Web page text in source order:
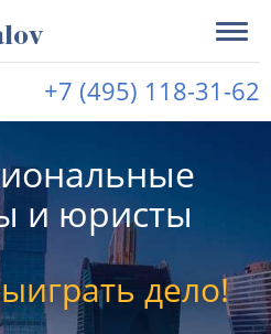
+7 (495) 118-31-62
и юристы
дело!